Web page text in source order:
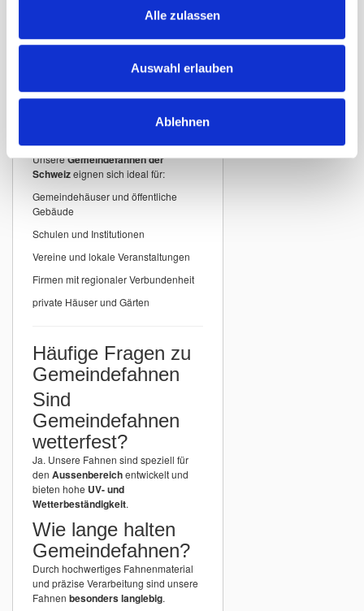
Alle zulassen
Auswahl erlauben
Ablehnen
– verstärkte
🏛Originalgetreue Wappen–
Einsatzbereiche für
UnsereGemeindefahnen der
Schweizeignen sich ideal für:
Gemeindehäuser und öffentliche
Gebäude
Schulen und Institutionen
Vereine und lokale Veranstaltungen
Firmen mit regionaler Verbundenheit
private Häuser und Gärten
Häufige Fragen zu
Gemeindefahnen
Sind
Gemeindefahnen
wetterfest?
Ja. Unsere Fahnen sind speziell für
den Aussenbereichentwickelt und
bieten hohe UV- und
Wetterbeständigkeit.
Wie lange halten
Gemeindefahnen?
Durch hochwertiges Fahnenmaterial
und präzise Verarbeitung sind unsere
Fahnen besonders langlebig.